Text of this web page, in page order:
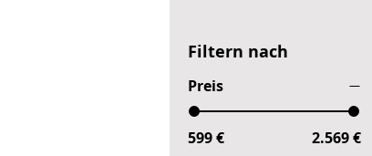
Filtern nach
Preis
599 € 2.569 €